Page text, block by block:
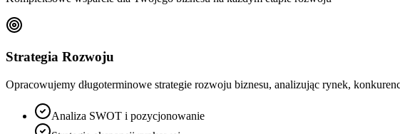
Strategia Rozwoju
Opracowujemy długoterminowe strategie rozwoju biznesu, analizując rynek,
Analiza SWOT i pozycjonowanie